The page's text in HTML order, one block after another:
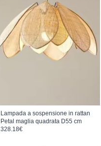
Lampada a sospensione in rattan
Petal maglia quadrata D55 cm
328.18€